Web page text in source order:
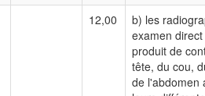
12,00
b) les
examen
produit de
tête, du cou,
de l'abdomen